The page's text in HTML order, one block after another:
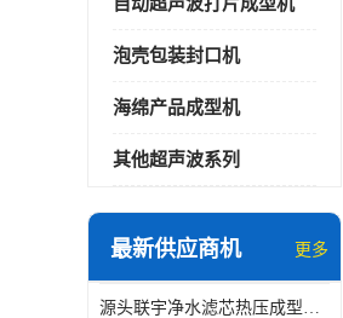
泡壳包装封口机
海绵产品成型机
其他超声波系列
最新供应商机 更多
源头联宇净水滤芯热压成型机器 超声波大功率封边机